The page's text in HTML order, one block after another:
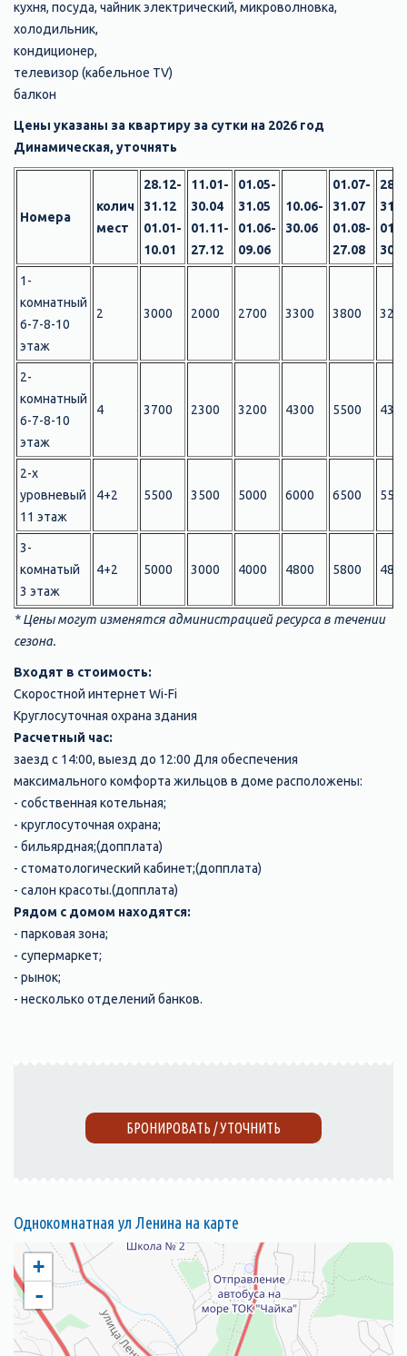
кухня, посуда, чайник электрический, микроволновка,
холодильник,
кондиционер,
телевизор (кабельное ТV)
балкон
Цены указаны за квартиру за сутки на 2026 год
Динамическая, уточнять
Номера
колич
мест
28.12-
31.12
01.01-
10.01
11.01-
30.04
01.11-
27.12
01.05-
31.05
01.06-
09.06
10.06-
30.06
01.07-
31.07
01.08-
27.08
1-
комнатный
6-7-8-10
этаж
2 3000 2000 2700 3300 3800
2-
комнатный
6-7-8-10
этаж
4 3700 2300 3200 4300 5500
2-х
уровневый
11 этаж
4+2 5500 3500 5000 6000 6500
3-
комнатый
3 этаж
4+2 5000 3000 4000 4800 5800
* Цены могут изменятся администрацией ресурса в течении
сезона.
Входят в стоимость:
Скоростной интернет Wi-Fi
Круглосуточная охрана здания
Расчетный час:
заезд с 14:00, выезд до 12:00 Для обеспечения
максимального комфорта жильцов в доме расположены:
- собственная котельная;
- круглосуточная охрана;
- бильярдная;(допплата)
- стоматологический кабинет;(допплата)
- салон красоты.(допплата)
Рядом с домом находятся:
- парковая зона;
- супермаркет;
- рынок;
- несколько отделений банков.
БРОНИРОВАТЬ / УТОЧНИТЬ
Однокомнатная ул Ленина на карте
+
-